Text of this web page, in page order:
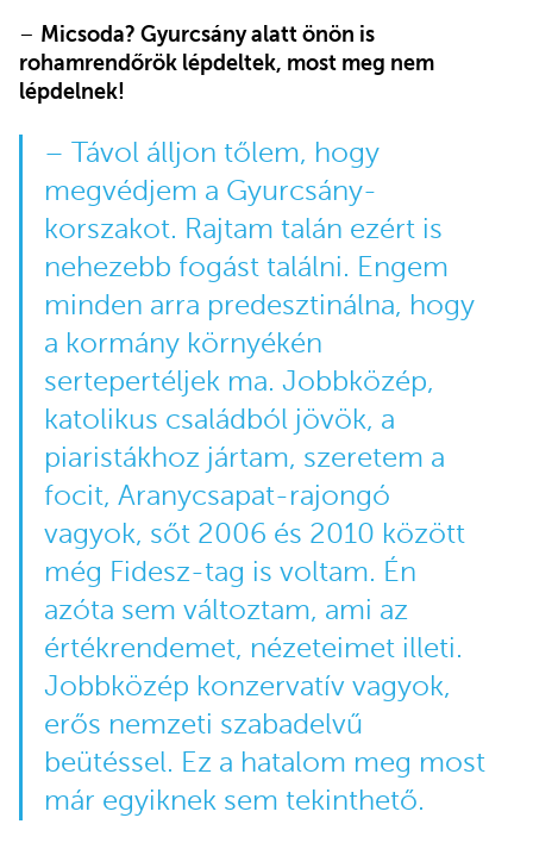
– Micsoda? Gyurcsány alatt önön is
rohamrendőrök lépdeltek, most meg nem
lépdelnek!
– Távol álljon tőlem, hogy
megvédjem a Gyurcsány-
korszakot. Rajtam talán ezért is
nehezebb fogást találni. Engem
minden arra predesztinálna, hogy
a kormány környékén
sertepertéljek ma. Jobbközép,
katolikus családból jövök, a
piaristákhoz jártam, szeretem a
focit, Aranycsapat-rajongó
vagyok, sőt 2006 és 2010 között
még Fidesz-tag is voltam. Én
azóta sem változtam, ami az
értékrendemet, nézeteimet illeti.
Jobbközép konzervatív vagyok,
erős nemzeti szabadelvű
beütéssel. Ez a hatalom meg most
már egyiknek sem tekinthető.